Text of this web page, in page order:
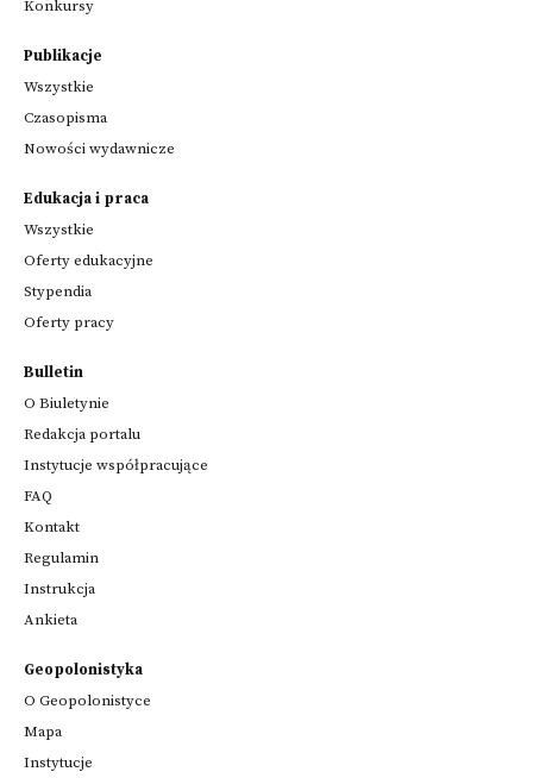
Konkursy
Publikacje
Wszystkie
Czasopisma
Nowości wydawnicze
Edukacja i praca
Wszystkie
Oferty edukacyjne
Stypendia
Oferty pracy
Bulletin
O Biuletynie
Redakcja portalu
Instytucje współpracujące
FAQ
Kontakt
Regulamin
Instrukcja
Ankieta
Geopolonistyka
O Geopolonistyce
Mapa
Instytucje